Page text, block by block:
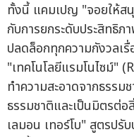
ทั้งนี้ แคมเปญ "จอยให้ส
กับการยกระดับประสิทธิ
ปลดล็อกทุกความกังวลเ
"เทคโนโลยีแรมโนไซม์"
ทำความสะอาดจากธรร
ธรรมชาติและเป็นมิตรต่
เลมอน เทอร์โบ" สูตรปรั